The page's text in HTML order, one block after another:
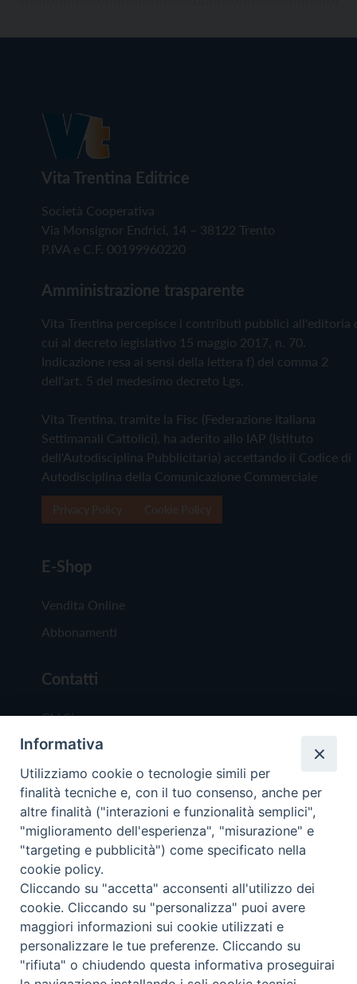
Vita Trentina Editrice
Società Cooperativa
Via Monsignor Endrici, 14 – 38122 Trento
P.IVA e C.F. 00199960220
Amministrazione trasparente
Vita Trentina percepisce i contributi pubblici all'editoria
cui al decreto legislativo 15 maggio 2017, n. 70.
Indicazione resa ai sensi della lettera f) del comma 2
dell'art. 5 del medesimo decreto Lgs.
Vita Trentina, tramite la Fisc (Federazione Italiana
Settimanali Cattolici), ha aderito allo IAP (Istituto
dell'Autodisciplina Pubblicitaria) accettando il Codice di
Autodisciplina della Comunicazione Commerciale
E-Shop
Vendita Online
Abbonamenti
Contatti
Chi Siamo
Redazione
Scrivici
Copyright © 2019 - Tutti i diritti riservati - Vita
Trentina Editrice
Privacy Policy
Torna
Informativa
Utilizziamo cookie o tecnologie simili per
finalità tecniche e, con il tuo consenso, anche per
altre finalità ("interazioni e funzionalità semplici",
"miglioramento dell'esperienza", "misurazione" e
"targeting e pubblicità") come specificato nella
cookie policy.
Cliccando su "accetta" acconsenti all'utilizzo dei
cookie. Cliccando su "personalizza" puoi avere
maggiori informazioni sui cookie utilizzati e
personalizzare le tue preferenze. Cliccando su
"rifiuta" o chiudendo questa informativa proseguirai